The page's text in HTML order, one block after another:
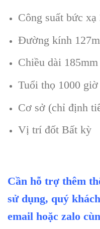
Công suất bức
Đường kính
Chiều dài 185mm
Tuổi thọ 1000 giờ
Cơ sở (chỉ định
Vị trí đốt Bất kỳ
Cần hỗ trợ thêm
sử dụng, quý
email hoặc zalo